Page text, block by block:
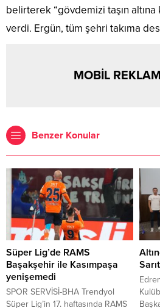
belirterek “gövdemizi taşın altına
verdi. Ergün, tüm şehri takıma
MOBİL
Benzer Konular
Süper Lig’de RAMS
Başakşehir ile Kasımpaşa
yenişemedi
SPOR SERVİSİ-BHA Trendyol
Süper Lig’in 17. haftasında RAMS